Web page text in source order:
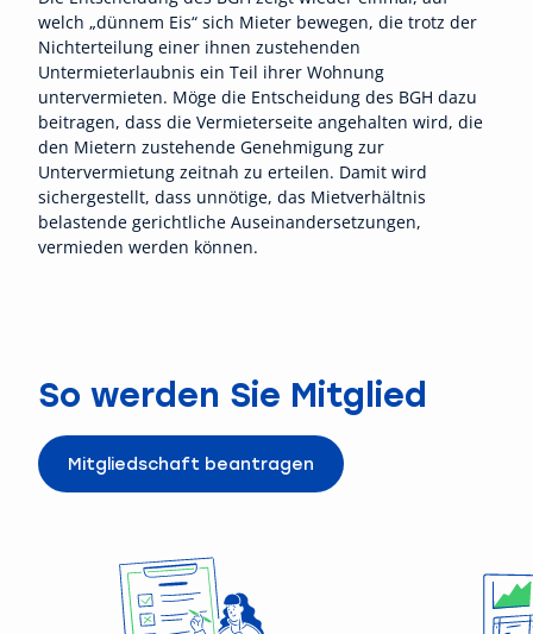
welch „dünnem Eis“ sich Mieter bewegen, die trotz der
Nichterteilung einer ihnen zustehenden
Untermieterlaubnis ein Teil ihrer Wohnung
untervermieten. Möge die Entscheidung des BGH dazu
beitragen, dass die Vermieterseite angehalten wird, die
den Mietern zustehende Genehmigung zur
Untervermietung zeitnah zu erteilen. Damit wird
sichergestellt, dass unnötige, das Mietverhältnis
belastende gerichtliche Auseinandersetzungen,
vermieden werden können.
So werden Sie Mitglied
Mitgliedschaft beantragen